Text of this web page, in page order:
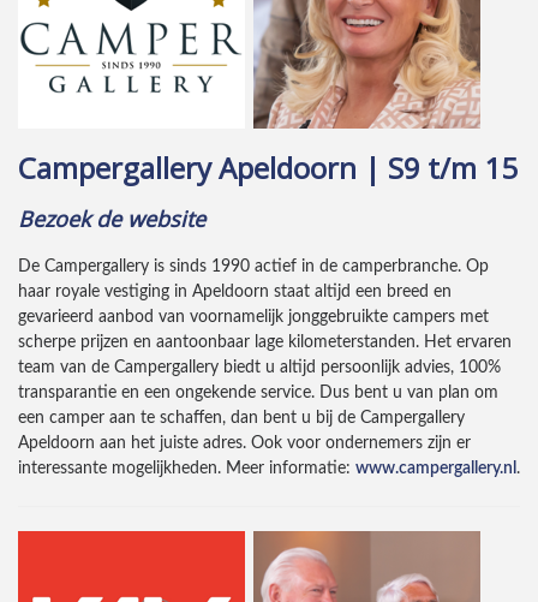
Campergallery Apeldoorn | S9 t/m 15
Bezoek de website
De Campergallery is sinds 1990 actief in de camperbranche. Op
haar royale vestiging in Apeldoorn staat altijd een breed en
gevarieerd aanbod van voornamelijk jonggebruikte campers met
scherpe prijzen en aantoonbaar lage kilometerstanden. Het ervaren
team van de Campergallery biedt u altijd persoonlijk advies, 100%
transparantie en een ongekende service. Dus bent u van plan om
een camper aan te schaffen, dan bent u bij de Campergallery
Apeldoorn aan het juiste adres. Ook voor ondernemers zijn er
interessante mogelijkheden. Meer informatie: www.campergallery.nl .